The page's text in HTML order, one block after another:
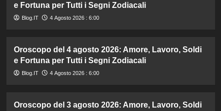
e Fortuna per Tutti i Segni Zodiacali
Blog.IT 4 Agosto 2026 : 6:00
Oroscopo del 4 agosto 2026: Amore, Lavoro, Soldi
e Fortuna per Tutti i Segni Zodiacali
Blog.IT 4 Agosto 2026 : 6:00
Oroscopo del 3 agosto 2026: Amore, Lavoro, Soldi